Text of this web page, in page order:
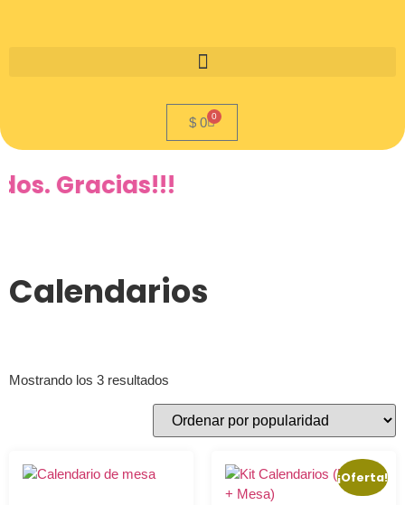
$ 0 0
Gracias!!!
Calendarios
Mostrando los 3 resultados
¡Oferta!